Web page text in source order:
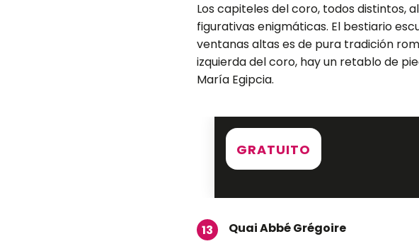
Los capiteles del coro, todos distintos,
figurativas enigmáticas. El bestiario
ventanas altas es de pura tradición
izquierda del coro, hay un retablo de
María Egipcia.
GRATUITO
13
Quai Abbé Grégoire